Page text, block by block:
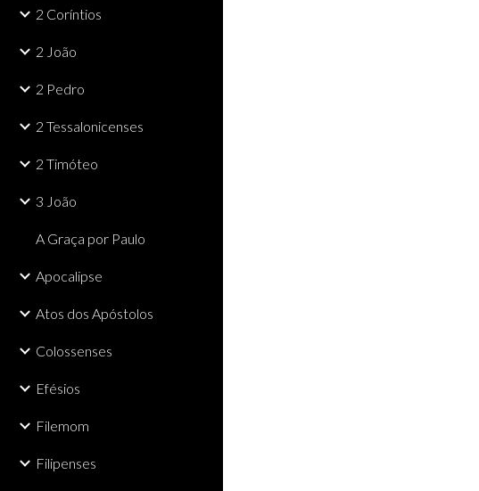
2 Coríntios
2 João
2 Pedro
2 Tessalonicenses
2 Timóteo
3 João
A Graça por Paulo
Apocalipse
Atos dos Apóstolos
Colossenses
Efésios
Filemom
Filipenses